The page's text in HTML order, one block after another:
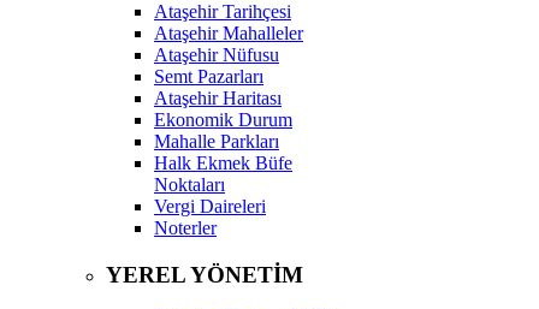
Ataşehir Tarihçesi
Ataşehir Mahalleler
Ataşehir Nüfusu
Semt Pazarları
Ataşehir Haritası
Ekonomik Durum
Mahalle Parkları
Halk Ekmek Büfe
Noktaları
Vergi Daireleri
Noterler
YEREL YÖNETİM